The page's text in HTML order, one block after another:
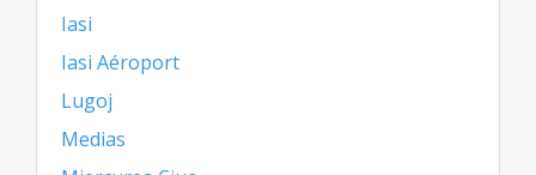
Iasi
Iasi Aéroport
Lugoj
Medias